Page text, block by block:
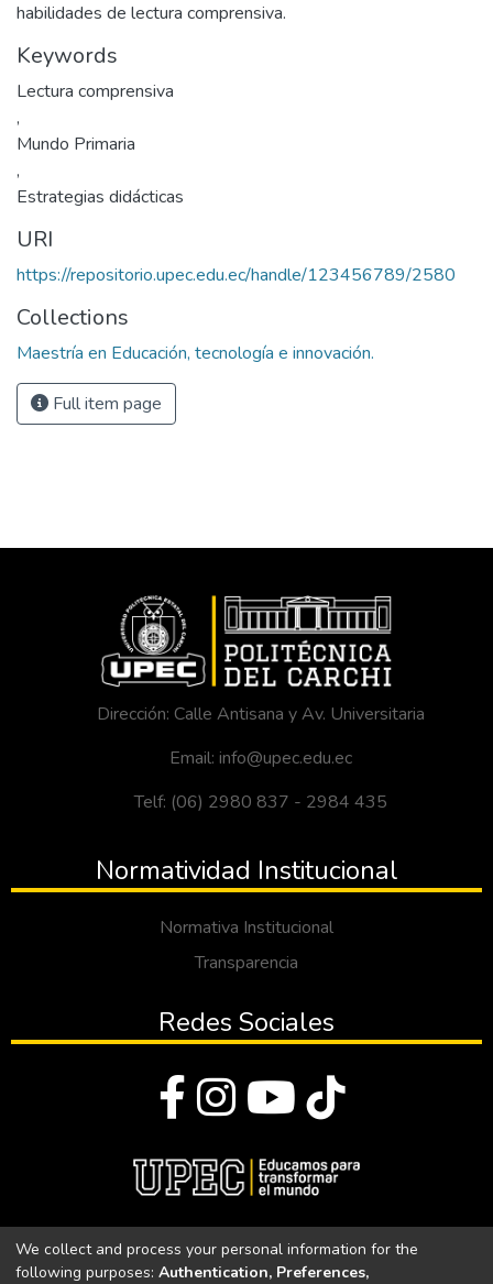
habilidades de lectura comprensiva.
Keywords
Lectura comprensiva
,
Mundo Primaria
,
Estrategias didácticas
URI
https://repositorio.upec.edu.ec/handle/123456789/2580
Collections
Maestría en Educación, tecnología e innovación.
Full item page
Dirección: Calle Antisana y Av. Universitaria
Email: info@upec.edu.ec
Telf: (06) 2980 837 - 2984 435
Normatividad Institucional
Normativa Institucional
Transparencia
Redes Sociales
We collect and process your personal information for the
following purposes: Authentication, Preferences,